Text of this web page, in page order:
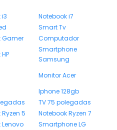
i3
Notebook i7
Smart Tv
Gamer
Computador
Smartphone
Samsung
Monitor Acer
Iphone 128gb
TV 75 polegadas
5
Notebook Ryzen 7
Lenovo
Smartphone LG